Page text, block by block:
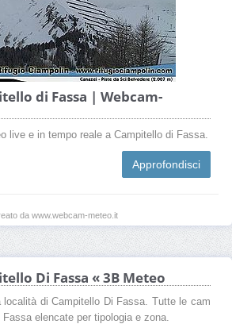
di Fassa | Webcam-
live e in tempo reale a Campitello di Fassa.
Approfondisci
da www.webcam-meteo.it
Di Fassa « 3B Meteo
località di Campitello Di Fassa. Tutte le cam
elencate per tipologia e zona.